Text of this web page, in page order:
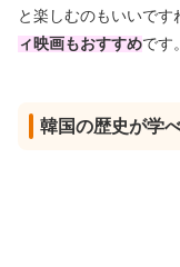
と楽しむのもいいです
ィ映画もおすすめです。
韓国の歴史が学